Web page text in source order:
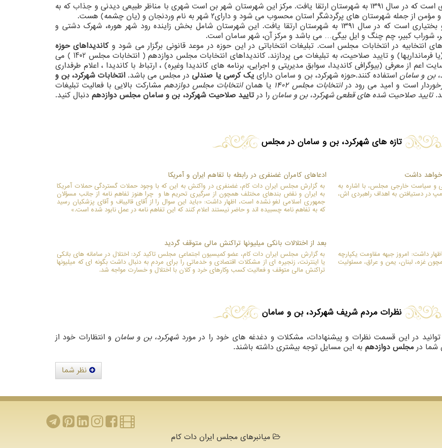
از شهرستان های زیبای استان چهارمحال و بختیاری است که در سال ۱۳۹۱ به شهرستان ارتقا یافت. مرکز این شهرستان شهر بن است شهری با مناظر طبیعی دیدنی و جذاب که به
های پرگردشگر استان محسوب می شود و دارای۲ شهر به نام وردنجان و (یان چشمه) هست.
نیز یکی از شهرستان های استان چهارمحال و بختیاری است که در سال ۱۳۹۱ به شهرستان ارتقا یافت. این شهرستان شامل بخش زاینده رود شهر هوره، شهرک دشتی و
شوراب کبیر، چم چنگ و ایل بیگی… می باشد و مرکز آن، شهر سامان است.
انتخابیه در انتخابات مجلس است. تبلیغات انتخاباتی در این حوزه در موعد قانونی برگزار می شود وکاندیداهای حوزه
پس از ثبت نام در وزارت کشور (یا فرمانداریها) و تایید صلاحیت، به تبلیغات می پردازند. کاندیداهای انتخابات مجلس دوازدهم ( انتخابات مجلس 1402 ) می
از معرفی (بیوگرافی کاندیدا، سوابق مدیریتی و اجرایی، برنامه های کاندیدا وغیره) ، ارتباط با کاندیدا ، اعلام طرفداری
بن و ساماناستفاده کنند.حوزه شهرکرد، بن و سامان داراییک کرسی یا صندلیدر مجلس می باشد.انتخابات شهرکرد، بن و
است و امید می رود درانتخابات مجلس 1402 یا همانانتخابات مجلس دوازدهم مشارکت بالایی با فعالیت تبلیغات
تایید صلاحیت شده های قطعی شهرکرد، بن و سامان را درتایید صلاحیت شهرکرد، بن و سامان مجلس دوازدهمدنبال کنید.
تازه های شهرکرد، بن و سامان در مجلس
خواهد داشت
و سیاست خارجی مجلس، با اشاره به
در دستیافتن به اهداف راهبردی اش،
ادعاهای کامران غضنفری در رابطه با تفاهم ایران و آمریکا
به گزارش مجلس ایران دات کام، غضنفری در واکنش به این که با وجود حملات گستردگی حملات آمریکا
به ایران و نقض بندهای مختلف همچون از سرگیری تحریم ها و چرا هنوز تفاهم نامه از جانب مسؤلان
جمهوری اسلامی لغو نشده است، اظهار داشت: «باید این سوال را از آقای قالیباف و آقای پزشکیان رسید
که به تفاهم نامه چسبیده اند و حاضر نیستند اعلام کنند که این تفاهم نامه در عمل نابود شده است.»
داشت: امروز جبهه مقاومت یکپارچه
غزه، لبنان، یمن و عراق، مسئولیت
بعد از اختلالات بانکی میلیونها تراکنش مالی متوقف گردید
به گزارش مجلس ایران دات کام، عضو کمیسیون اجتماعی مجلس تاکید کرد: اختلال در سامانه های بانکی
یا اینترنت، زنجیره ای از مشکلات اقتصادی و خدماتی را برای مردم به دنبال داشت بگونه ای که میلیونها
تراکنش مالی متوقف و فعالیت کسب وکارهای خرد و کلان با اختلال و خسارت مواجه شد.
نظرات مردمشریف شهرکرد، بن و سامان
در این قسمت نظرات و پیشنهادات، مشکلات و دغدغه های خود را در موردشهرکرد، بن و سامان و انتظارات خود از
شما در مجلس دوازدهم به این مسایل توجه بیشتری داشته باشند.
نظر شما
میانبرهای مجلس ایران دات کام